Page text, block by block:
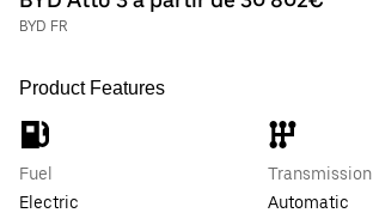
BYD FR
Product Features
Fuel
Electric
Transmission
Automatic